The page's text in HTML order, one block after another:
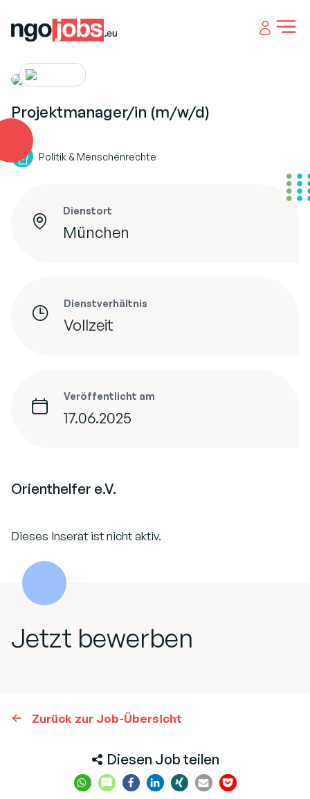
Open
Projektmanager/in (m/w/d)
Politik & Menschenrechte
Dienstort
München
Dienstverhältnis
Vollzeit
Veröffentlicht am
17.06.2025
Orienthelfer e.V.
Dieses Inserat ist nicht aktiv.
Jetzt bewerben
Zurück zur Job-Übersicht
Diesen Job teilen